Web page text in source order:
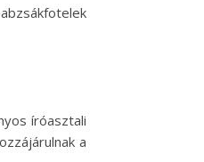
íróasztali
a